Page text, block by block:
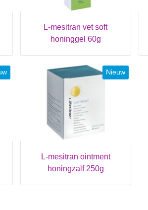
l-mesitran vet soft
honinggel 60g
Nieuw
l-mesitran ointment
honingzalf 250g